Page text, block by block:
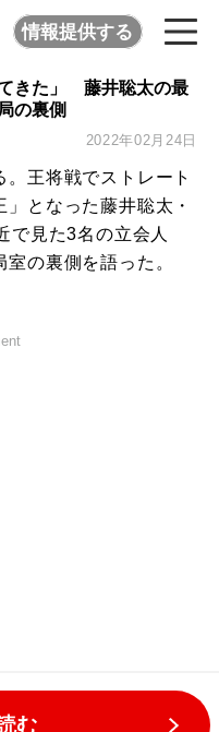
情報提供する
てきた」 藤井聡太の最
の裏側
2022年02月24日
王将戦でストレート
となった藤井聡太・
で見た3名の立会人
の裏側を語った。
む